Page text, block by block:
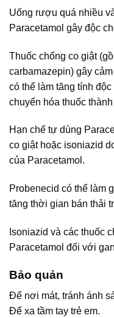
Uống rượu quá nhiều
Paracetamol gây độc
Thuốc chống co giật
carbamazepin) gây
có thể làm tăng tính
chuyển hóa thuốc
Hạn chế tự dùng
co giật hoặc isoniazid
của Paracetamol.
Probenecid có thể làm
tăng thời gian bán thải
Isoniazid và các thuốc
Paracetamol đối với
Bảo quản
Để nơi mát, tránh ánh
Để xa tầm tay trẻ em.